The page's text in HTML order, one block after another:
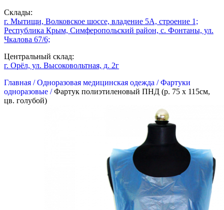
Склады:
г. Мытищи, Волковское шоссе, владение 5А, строение 1;
Республика Крым, Симферопольский район, с. Фонтаны, ул.
Чкалова 67/6;
Центральный склад:
г. Орёл, ул. Высоковольтная, д. 2г
Главная /Одноразовая медицинская одежда /Фартуки
одноразовые /Фартук полиэтиленовый ПНД (р. 75 х 115см,
цв. голубой)